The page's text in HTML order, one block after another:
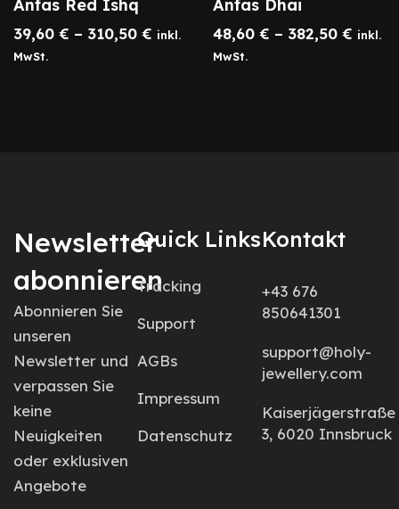
Anfas Red Ishq
39,60 € – 310,50 € inkl.
MwSt.
Anfas Dhai
48,60 € – 382,50 € inkl.
MwSt.
Newsletter
abonnieren
Abonnieren Sie
unseren
Newsletter und
verpassen Sie
keine
Neuigkeiten
oder exklusiven
Angebote
Quick Links
Tracking
Support
AGBs
Impressum
Datenschutz
Kontakt
+43 676
850641301
support@holy-
jewellery.com
Kaiserjägerstraße
3, 6020 Innsbruck